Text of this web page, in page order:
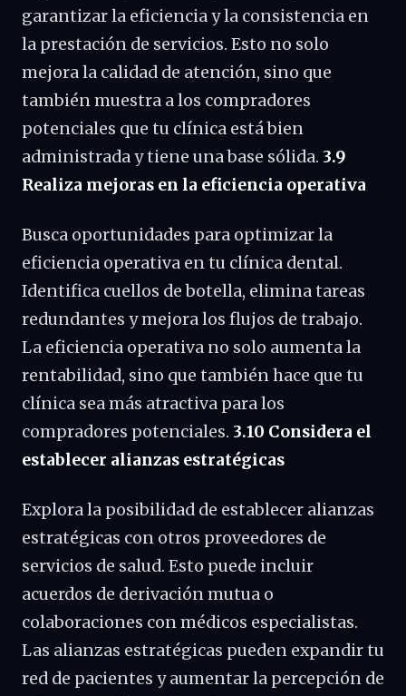
garantizar la eficiencia y la consistencia en
la prestación de servicios. Esto no solo
mejora la calidad de atención, sino que
también muestra a los compradores
potenciales que tu clínica está bien
administrada y tiene una base sólida. 3.9
Realiza mejoras en la eficiencia operativa
Busca oportunidades para optimizar la
eficiencia operativa en tu clínica dental.
Identifica cuellos de botella, elimina tareas
redundantes y mejora los flujos de trabajo.
La eficiencia operativa no solo aumenta la
rentabilidad, sino que también hace que tu
clínica sea más atractiva para los
compradores potenciales. 3.10 Considera el
establecer alianzas estratégicas
Explora la posibilidad de establecer alianzas
estratégicas con otros proveedores de
servicios de salud. Esto puede incluir
acuerdos de derivación mutua o
colaboraciones con médicos especialistas.
Las alianzas estratégicas pueden expandir tu
red de pacientes y aumentar la percepción de